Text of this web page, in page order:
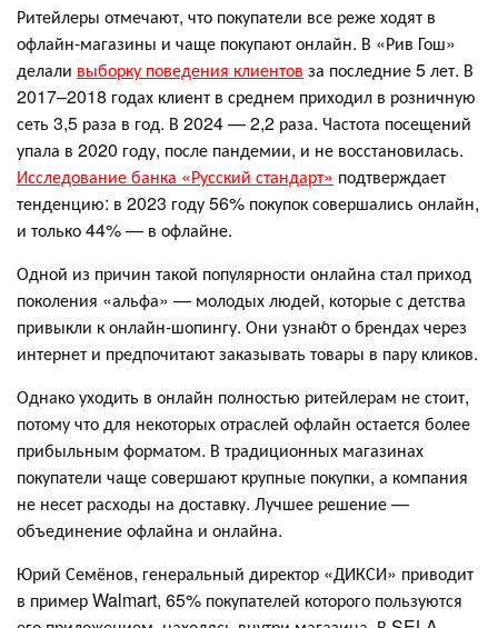
Ритейлеры отмечают, что покупатели все реже ходят в
офлайн-магазины и чаще покупают онлайн. В «Рив Гош»
делали выборку поведения клиентов за последние 5 лет. В
2017–2018 годах клиент в среднем приходил в розничную
сеть 3,5 раза в год. В 2024 — 2,2 раза. Частота посещений
упала в 2020 году, после пандемии, и не восстановилась.
Исследование банка «Русский стандарт» подтверждает
тенденцию: в 2023 году 56% покупок совершались онлайн,
и только 44% — в офлайне.
Одной из причин такой популярности онлайна стал приход
поколения «альфа» — молодых людей, которые с детства
привыкли к онлайн-шопингу. Они узнаю́т о брендах через
интернет и предпочитают заказывать товары в пару кликов.
Однако уходить в онлайн полностью ритейлерам не стоит,
потому что для некоторых отраслей офлайн остается более
прибыльным форматом. В традиционных магазинах
покупатели чаще совершают крупные покупки, а компания
не несет расходы на доставку. Лучшее решение —
объединение офлайна и онлайна.
Юрий Семёнов, генеральный директор «ДИКСИ» приводит
в пример Walmart, 65% покупателей которого пользуются